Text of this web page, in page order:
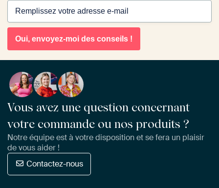
Oui, envoyez-moi des conseils !
Vous avez une question concernant
votre commande ou nos produits ?
Notre équipe est à votre disposition et se fera un plaisir
de vous aider !
Contactez-nous